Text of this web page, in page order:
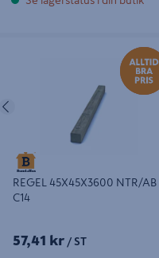
REGEL 45X45X3600 NTR/AB C14
REGEL 45X45X3600 NTR/AB
C14
57,41 kr / ST